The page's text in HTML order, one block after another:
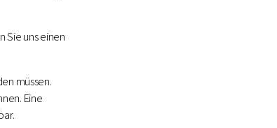
Sie uns einen
müssen.
Eine